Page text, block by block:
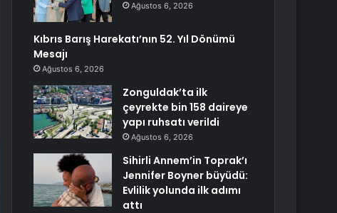
Ağustos 6, 2026
Kıbrıs Barış Harekatı’nın 52. Yıl Dönümü
Mesajı
Ağustos 6, 2026
Zonguldak’ta ilk
çeyrekte bin 158 daireye
yapı ruhsatı verildi
Ağustos 6, 2026
Sihirli Annem’in Toprak’ı
Jennifer Boyner büyüdü:
Evlilik yolunda ilk adımı
attı